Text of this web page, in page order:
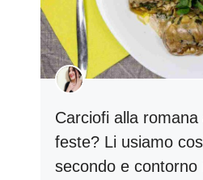
Carciofi alla
feste? Li usiamo
secondo e contorno